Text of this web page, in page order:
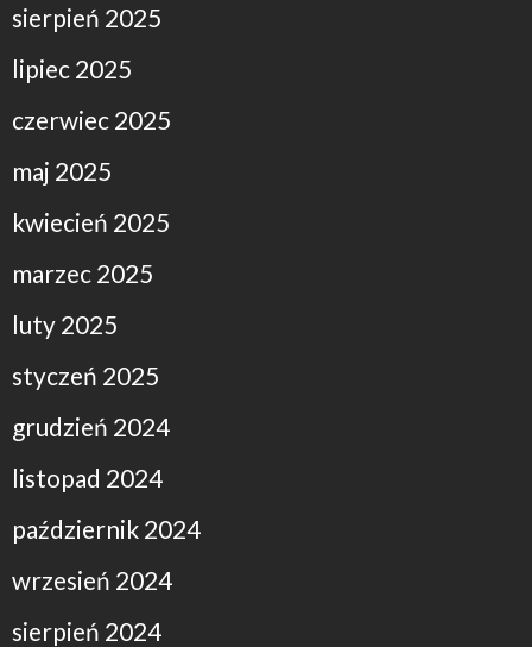
sierpień 2025
lipiec 2025
czerwiec 2025
maj 2025
kwiecień 2025
marzec 2025
luty 2025
styczeń 2025
grudzień 2024
listopad 2024
październik 2024
wrzesień 2024
sierpień 2024